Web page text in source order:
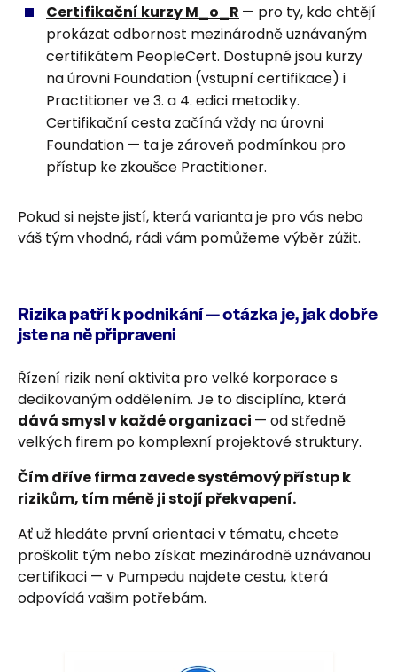
Certifikační kurzy M_o_R — pro ty, kdo chtějí
prokázat odbornost mezinárodně uznávaným
certifikátem PeopleCert. Dostupné jsou kurzy
na úrovni Foundation (vstupní certifikace) i
Practitioner ve 3. a 4. edici metodiky.
Certifikační cesta začíná vždy na úrovni
Foundation — ta je zároveň podmínkou pro
přístup ke zkoušce Practitioner.
Pokud si nejste jistí, která varianta je pro vás nebo
váš tým vhodná, rádi vám pomůžeme výběr zúžit.
Rizika patří k podnikání — otázka je, jak dobře
jste na ně připraveni
Řízení rizik není aktivita pro velké korporace s
dedikovaným oddělením. Je to disciplína, která
dává smysl v každé organizaci — od středně
velkých firem po komplexní projektové struktury.
Čím dříve firma zavede systémový přístup k
rizikům, tím méně ji stojí překvapení.
Ať už hledáte první orientaci v tématu, chcete
proškolit tým nebo získat mezinárodně uznávanou
certifikaci — v Pumpedu najdete cestu, která
odpovídá vašim potřebám.